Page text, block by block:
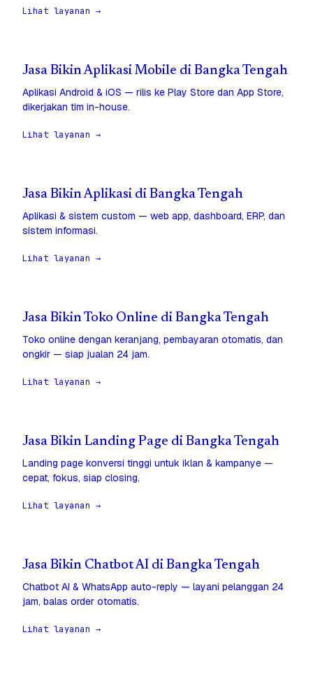
Lihat layanan →
Jasa Bikin Aplikasi Mobile di Bangka Tengah
Aplikasi Android & iOS — rilis ke Play Store dan App Store,
dikerjakan tim in-house.
Lihat layanan →
Jasa Bikin Aplikasi di Bangka Tengah
Aplikasi & sistem custom — web app, dashboard, ERP, dan
sistem informasi.
Lihat layanan →
Jasa Bikin Toko Online di Bangka Tengah
Toko online dengan keranjang, pembayaran otomatis, dan
ongkir — siap jualan 24 jam.
Lihat layanan →
Jasa Bikin Landing Page di Bangka Tengah
Landing page konversi tinggi untuk iklan & kampanye —
cepat, fokus, siap closing.
Lihat layanan →
Jasa Bikin Chatbot AI di Bangka Tengah
Chatbot AI & WhatsApp auto-reply — layani pelanggan 24
jam, balas order otomatis.
Lihat layanan →